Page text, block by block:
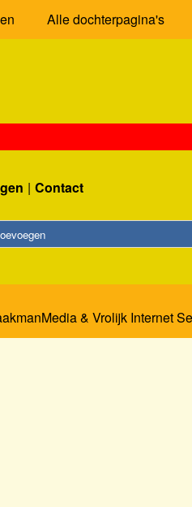
Alle dochterpagina's
Contact
& Vrolijk Internet